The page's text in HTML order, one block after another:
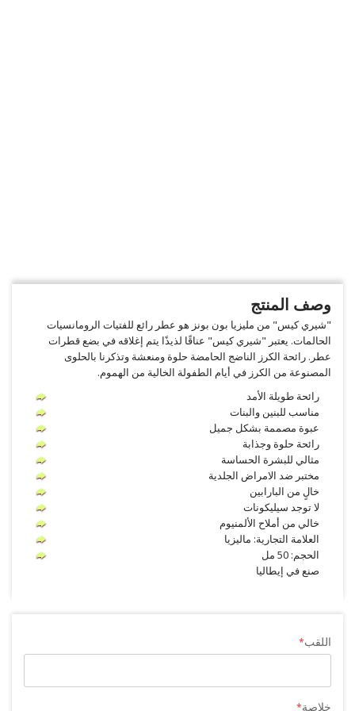
وصف المنتج
"شيري كيس" من مليزيا بون بونز هو عطر رائع للفتيات الرومانسيات
الحالمات. يعتبر "شيري كيس" عناقًا لذيذًا يتم إغلاقه في بضع قطرات
عطر. رائحة الكرز الناضج الحامضة حلوة ومنعشة وتذكرنا بالحلوى
المصنوعة من الكرز في أيام الطفولة الخالية من الهموم.
رائحة طويلة الأمد
مناسب للبنين والبنات
عبوة مصممة بشكل جميل
رائحة حلوة وجذابة
مثالي للبشرة الحساسة
مختبر ضد الامراض الجلدية
خالٍ من البارابين
لا توجد سيليكونات
خالي من أملاح الألمنيوم
العلامة التجارية: ماليزيا
الحجم: 50 مل
صنع في إيطاليا
اللقب
خلاصة